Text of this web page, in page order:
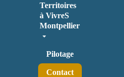
Territoires
à VivreS
Montpellier
Pilotage
Contact